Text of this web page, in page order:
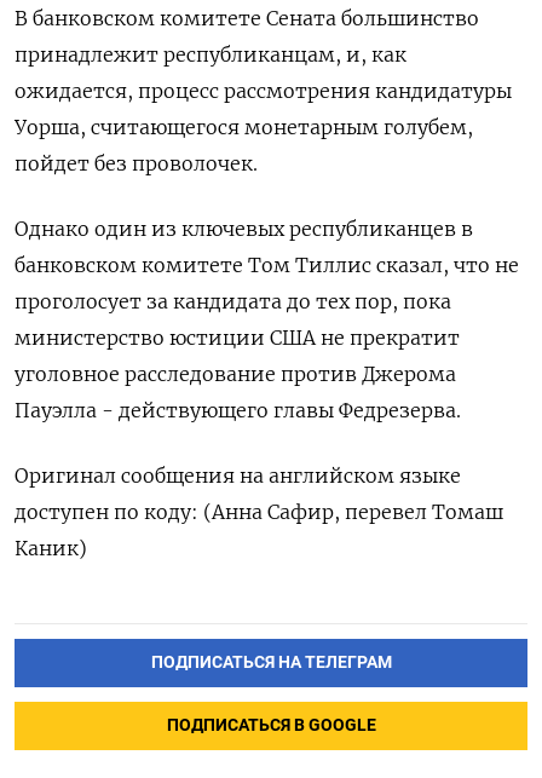
В ​банковском комитете ‌Сената большинство
принадлежит республиканцам, и, как ​
ожидается, процесс рассмотрения кандидатуры
‌Уорша, считающегося монетарным голубем,
пойдет без проволочек.
Однако один ​из ​ключевых ‌республиканцев в
банковском ​комитете Том Тиллис сказал, что не
проголосует за кандидата до тех пор, пока
министерство юстиции США ​не прекратит
⁠уголовное расследование против Джерома
Пауэлла - действующего ‌главы Федрезерва.
Оригинал сообщения на ‌английском языке
доступен по ​коду: (Анна Сафир, перевел ‌Томаш
Каник)
ПОДПИСАТЬСЯ НА ТЕЛЕГРАМ
ПОДПИСАТЬСЯ В GOOGLE